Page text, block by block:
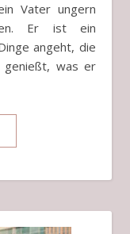
Er ist ein
angeht, die
genießt, was er